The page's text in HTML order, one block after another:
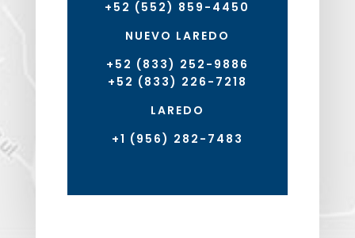
+52 (552) 859-4450
NUEVO LAREDO
+52 (833) 252-9886
+52 (833) 226-7218
LAREDO
+1 (956) 282-7483